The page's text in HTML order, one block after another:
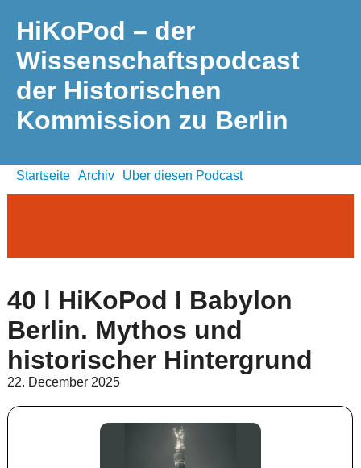
HiKoPod – der
Wissenschaftspodcast
der Historischen
Kommission zu Berlin
Startseite Archiv Über diesen Podcast
40 ǀ HiKoPod I Babylon
Berlin. Mythos und
historischer Hintergrund
22. December 2025